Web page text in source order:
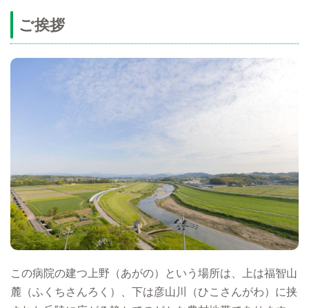
ご挨拶
この病院の建つ上野（あがの）という場所は、上は福智山
麓（ふくちさんろく）、下は彦山川（ひこさんがわ）に挟